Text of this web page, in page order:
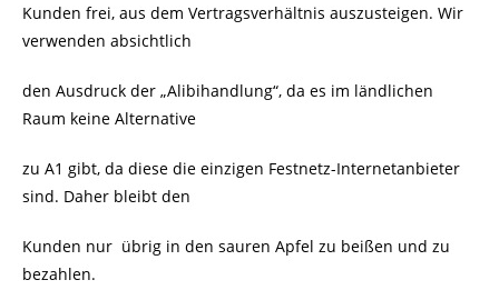
Kunden frei, aus dem Vertragsverhältnis auszusteigen. Wir
verwenden absichtlich
den Ausdruck der „Alibihandlung“, da es im ländlichen
Raum keine Alternative
zu A1 gibt, da diese die einzigen Festnetz-Internetanbieter
sind. Daher bleibt den
Kunden nur übrig in den sauren Apfel zu beißen und zu
bezahlen.